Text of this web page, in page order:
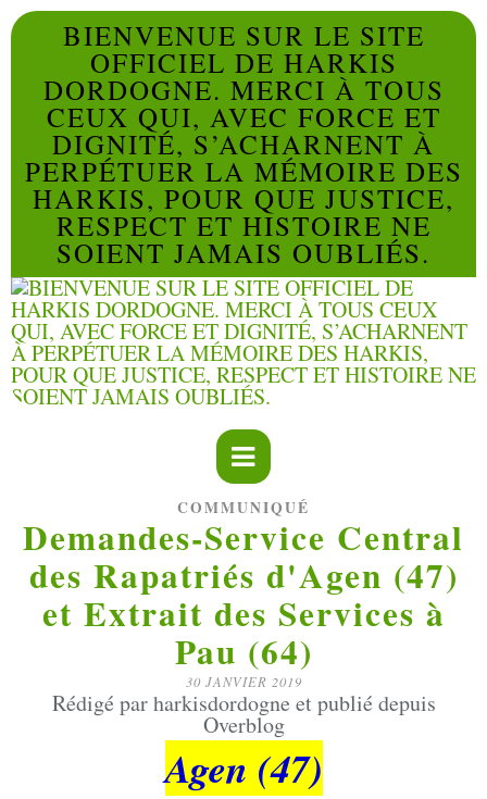
BIENVENUE SUR LE SITE
OFFICIEL DE HARKIS
DORDOGNE. MERCI À TOUS
CEUX QUI, AVEC FORCE ET
DIGNITÉ, S’ACHARNENT À
PERPÉTUER LA MÉMOIRE DES
HARKIS, POUR QUE JUSTICE,
RESPECT ET HISTOIRE NE
SOIENT JAMAIS OUBLIÉS.
COMMUNIQUÉ
Demandes-Service Central
des Rapatriés d'Agen (47)
et Extrait des Services à
Pau (64)
30 JANVIER 2019
Rédigé par harkisdordogne et publié depuis
Overblog
Agen (47)